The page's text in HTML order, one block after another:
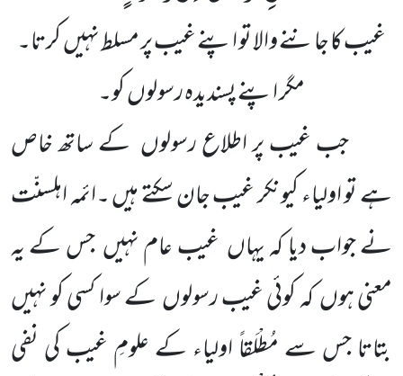
غیب کا جاننے والا تو اپنے غیب پر مسلط نہیں کرتا۔
مگر اپنے پسندیدہ رسولوں کو۔
جب غیب پر اطلاع رسولوں کے ساتھ خاص
ہے تو اولیاء کیونکر غیب جان سکتے ہیں ۔ائمہ اہلسنّت
نے جواب دیا کہ یہاں غیب عام نہیں جس کے یہ
معنی ہوں کہ کوئی غیب رسولوں کے سوا کسی کو نہیں
بتاتا جس سے مُطْلَقاً اولیاء کے علومِ غیب کی نفی